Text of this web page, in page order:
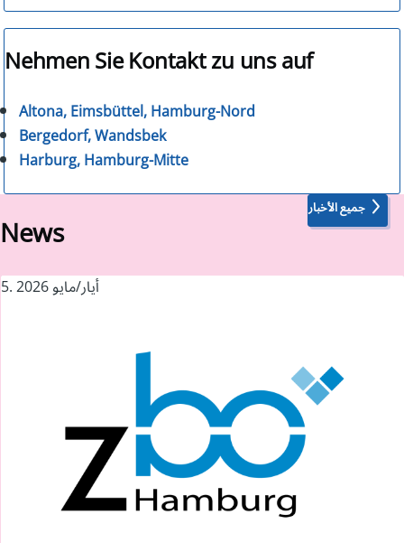
Nehmen Sie Kontakt zu uns auf
Altona, Eimsbüttel, Hamburg-Nord
Bergedorf, Wandsbek
Harburg, Hamburg-Mitte
News جميع الأخبار
5. أيار/مايو 2026